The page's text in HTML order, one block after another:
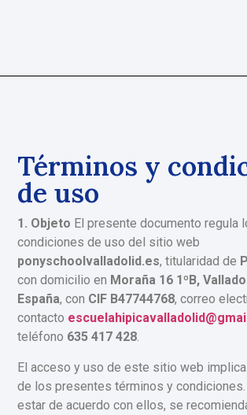
Términos y
de uso
1. Objeto El presente documento regula
condiciones de uso del sitio web
ponyschoolvalladolid.es, titularidad de
con domicilio en Moraña 16 1ºB,
España, con CIF B47744768, correo
contacto
teléfono 635 417 428.
El acceso y uso de este sitio web
de los presentes términos y condiciones.
estar de acuerdo con ellos, se